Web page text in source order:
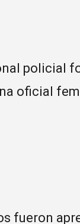
policial
oficial
fueron